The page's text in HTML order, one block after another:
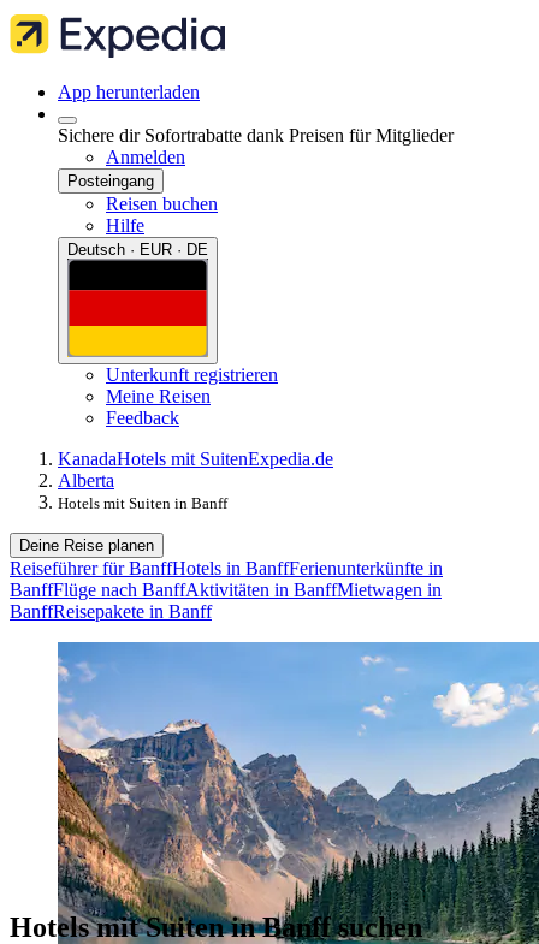
App herunterladen
Sichere dir Sofortrabatte dank Preisen für Mitglieder
Anmelden
Posteingang
Reisen buchen
Hilfe
Deutsch · EUR · DE
Unterkunft registrieren
Meine Reisen
Feedback
KanadaHotels mit SuitenExpedia.de
Alberta
Hotels mit Suiten in Banff
Deine Reise planen
Reiseführer für BanffHotels in BanffFerienunterkünfte in
BanffFlüge nach BanffAktivitäten in BanffMietwagen in
BanffReisepakete in Banff
Hotels mit Suiten in Banff suchen